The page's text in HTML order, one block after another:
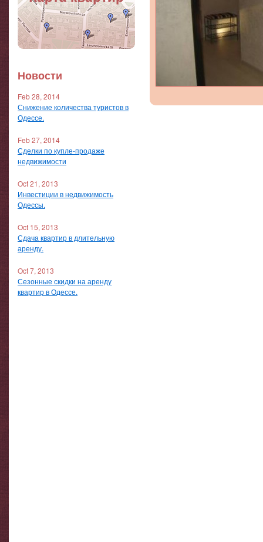
Новости
Feb 28, 2014
Снижение количества туристов в
Одессе.
Feb 27, 2014
Сделки по купле-продаже
недвижимости
Oct 21, 2013
Инвестиции в недвижимость
Одессы.
Oct 15, 2013
Сдача квартир в длительную
аренду.
Oct 7, 2013
Сезонные скидки на аренду
квартир в Одессе.